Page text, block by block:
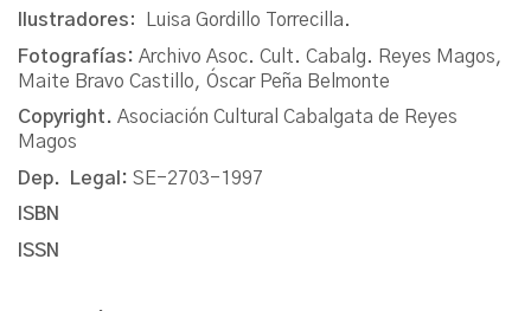
Ilustradores: Luisa Gordillo Torrecilla.
Fotografías: Archivo Asoc. Cult. Cabalg. Reyes Magos,
Maite Bravo Castillo, Óscar Peña Belmonte
Copyright. Asociación Cultural Cabalgata de Reyes
Magos
Dep. Legal: SE-2703-1997
ISBN
ISSN